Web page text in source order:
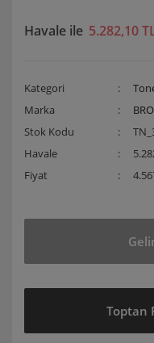
Havale ile 5.282,10
Kategori
Marka
Stok Kodu
Havale
Fiyat
Toptan